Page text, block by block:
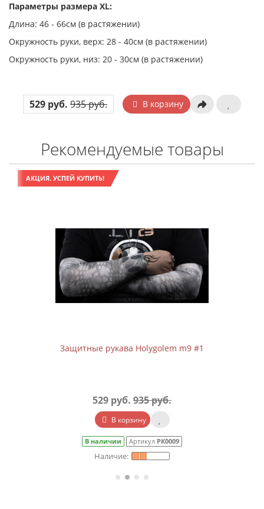
Параметры размера XL:
Длина: 46 - 66см (в растяжении)
Окружность руки, верх: 28 - 40см (в растяжении)
Окружность руки, низ: 20 - 30см (в растяжении)
529 руб. 935 руб. В корзину
Рекомендуемые товары
АКЦИЯ. УСПЕЙ КУПИТЬ!
Защитные рукава Holygolem m9 #1
529 руб. 935 руб.
В корзину
В наличии Артикул РК0009